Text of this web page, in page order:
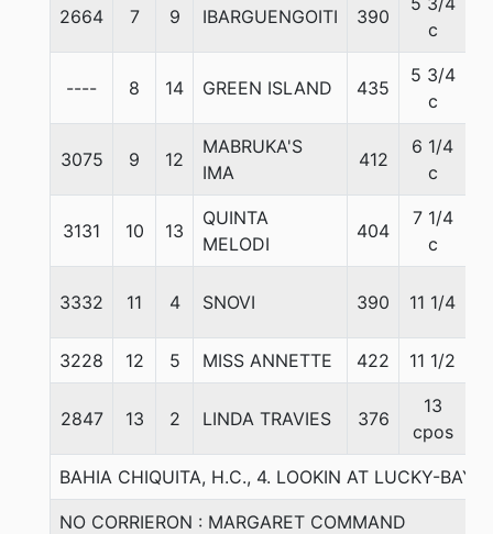
2664 7 9 IBARGUENGOITI 390
c
---- 8 14 GREEN ISLAND 435
5 3/4
c
3075 9 12
MABRUKA'S
IMA
412
6 1/4
c
3131 10 13
QUINTA
MELODI
404
7 1/4
c
3332 11 4 SNOVI 390 11 1/4
3228 12 5 MISS ANNETTE 422 11 1/2
2847 13 2 LINDA TRAVIES 376
13
cpos
BAHIA CHIQUITA, H.C., 4. LOOKIN AT LUCKY-BAY
NO CORRIERON : MARGARET COMMAND